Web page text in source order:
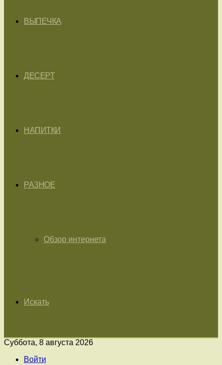
ВЫПЕЧКА
ДЕСЕРТ
НАПИТКИ
РАЗНОЕ
Обзор интернета
Искать
Суббота, 8 августа 2026
Войти